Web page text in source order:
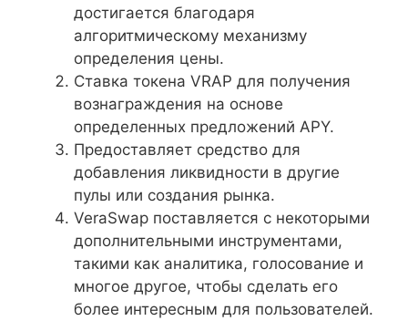
достигается благодаря
алгоритмическому механизму
определения цены.
Ставка токена VRAP для получения
вознаграждения на основе
определенных предложений APY.
Предоставляет средство для
добавления ликвидности в другие
пулы или создания рынка.
VeraSwap поставляется с некоторыми
дополнительными инструментами,
такими как аналитика, голосование и
многое другое, чтобы сделать его
более интересным для пользователей.